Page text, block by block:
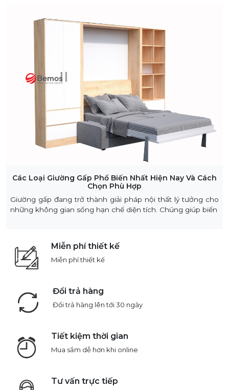
Các Loại Giường Gấp Phổ Biến Nhất Hiện Nay Và Cách
Chọn Phù Hợp
Giường gấp đang trở thành giải pháp nội thất lý tưởng cho
những không gian sống hạn chế diện tích. Chúng giúp biến
Miễn phí thiết kế
Miễn phí thiết kế
Đổi trả hàng
Đổi trả hàng lên tới 30 ngày
Tiết kiệm thời gian
Mua sắm dễ hơn khi online
Tư vấn trực tiếp